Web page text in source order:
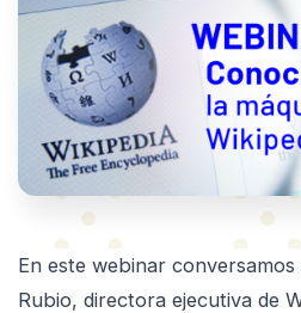
En este webinar
Rubio, directora ejecutiva de